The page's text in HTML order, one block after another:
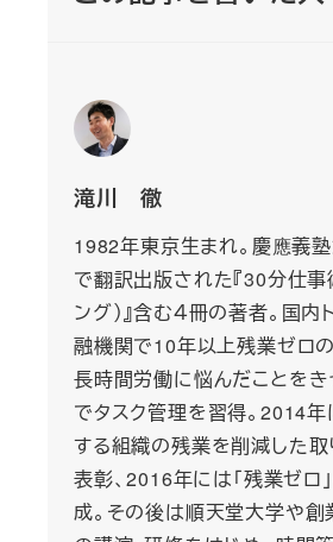
滝川 徹
1982年東京生まれ。慶應義
で翻訳出版された『30分仕事
ング）』含む４冊の著者。国
融機関で10年以上残業ゼロ
長時間労働に悩んだことを
でタスク管理を習得。2014
する組織の残業を削減した
表彰、2016年には「残業ゼロ
成。その後は順天堂大学や創